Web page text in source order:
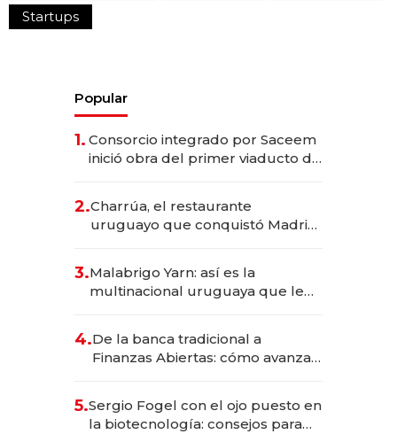
Startups
Popular
1. Consorcio integrado por Saceem
inició obra del primer viaducto de
millones
2.Charrúa, el restaurante
uruguayo que conquistó Madrid:
anticipación y prepara apertura
3.Malabrigo Yarn: así es la
multinacional uruguaya que le
4.De la banca tradicional a
Finanzas Abiertas: cómo avanza
5.Sergio Fogel con el ojo puesto en
la biotecnología: consejos para